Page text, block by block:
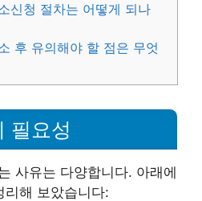
신청 절차는 어떻게 되나
후 유의해야 할 점은 무엇
필요성
사유는 다양합니다. 아래에
리해 보았습니다: